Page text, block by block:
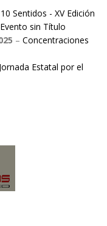
Sentidos - XV Edición
Evento sin Título
– Concentraciones
Estatal por el